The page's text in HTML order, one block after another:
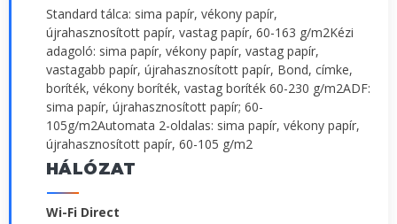
Standard tálca: sima papír, vékony papír,
újrahasznosított papír, vastag papír, 60-163 g/m2Kézi
adagoló: sima papír, vékony papír, vastag papír,
vastagabb papír, újrahasznosított papír, Bond, címke,
boríték, vékony boríték, vastag boríték 60-230 g/m2ADF:
sima papír, újrahasznosított papír; 60-
105g/m2Automata 2-oldalas: sima papír, vékony papír,
újrahasznosított papír, 60-105 g/m2
HÁLÓZAT
Wi-Fi Direct